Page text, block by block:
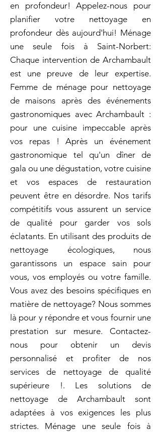
en profondeur! Appelez-nous pour
planifier votre nettoyage en
profondeur dès aujourd'hui! Ménage
une seule fois à Saint-Norbert:
Chaque intervention de Archambault
est une preuve de leur expertise.
Femme de ménage pour nettoyage
de maisons après des événements
gastronomiques avec Archambault :
pour une cuisine impeccable après
vos repas ! Après un événement
gastronomique tel qu'un dîner de
gala ou une dégustation, votre cuisine
et vos espaces de restauration
peuvent être en désordre. Nos tarifs
compétitifs vous assurent un service
de qualité pour garder vos sols
éclatants. En utilisant des produits de
nettoyage écologiques, nous
garantissons un espace sain pour
vous, vos employés ou votre famille.
Vous avez des besoins spécifiques en
matière de nettoyage? Nous sommes
là pour y répondre et vous fournir une
prestation sur mesure. Contactez-
nous pour obtenir un devis
personnalisé et profiter de nos
services de nettoyage de qualité
supérieure !. Les solutions de
nettoyage de Archambault sont
adaptées à vos exigences les plus
strictes. Ménage une seule fois à